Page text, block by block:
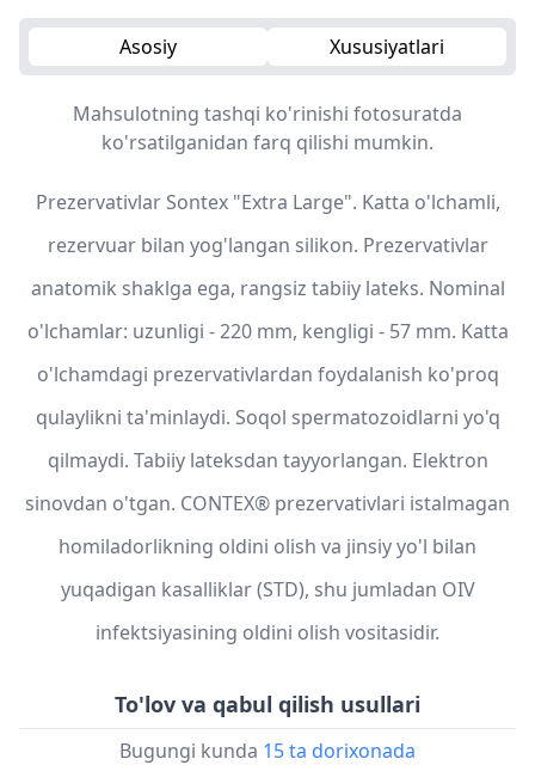
Asosiy Xususiyatlari
Mahsulotning tashqi ko'rinishi fotosuratda
ko'rsatilganidan farq qilishi mumkin.
Prezervativlar Sontex "Extra Large". Katta o'lchamli,
rezervuar bilan yog'langan silikon. Prezervativlar
anatomik shaklga ega, rangsiz tabiiy lateks. Nominal
o'lchamlar: uzunligi - 220 mm, kengligi - 57 mm. Katta
o'lchamdagi prezervativlardan foydalanish ko'proq
qulaylikni ta'minlaydi. Soqol spermatozoidlarni yo'q
qilmaydi. Tabiiy lateksdan tayyorlangan. Elektron
sinovdan o'tgan. CONTEX® prezervativlari istalmagan
homiladorlikning oldini olish va jinsiy yo'l bilan
yuqadigan kasalliklar (STD), shu jumladan OIV
infektsiyasining oldini olish vositasidir.
To'lov va qabul qilish usullari
Bugungi kunda 15 ta dorixonada